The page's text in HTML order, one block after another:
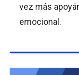
vez más
emocional.